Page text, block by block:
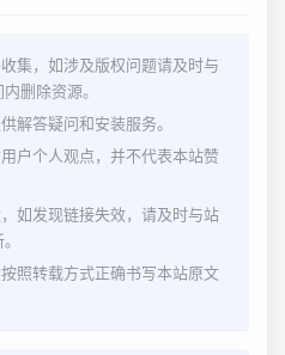
集，如涉及版权问题请及时与
删除资源。
解答疑问和安装服务。
户个人观点，并不代表本站赞
如发现链接失效，请及时与站
照转载方式正确书写本站原文